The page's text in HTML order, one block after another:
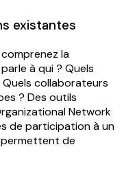
existantes
la
à qui ? Quels
collaborateurs
? Des outils
Network
de participation à un
permettent de